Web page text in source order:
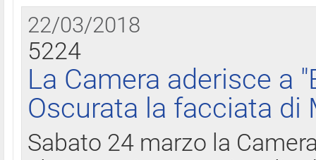
22/03/2018
5224
La Camera aderisce a
Oscurata la facciata di
Sabato 24 marzo la